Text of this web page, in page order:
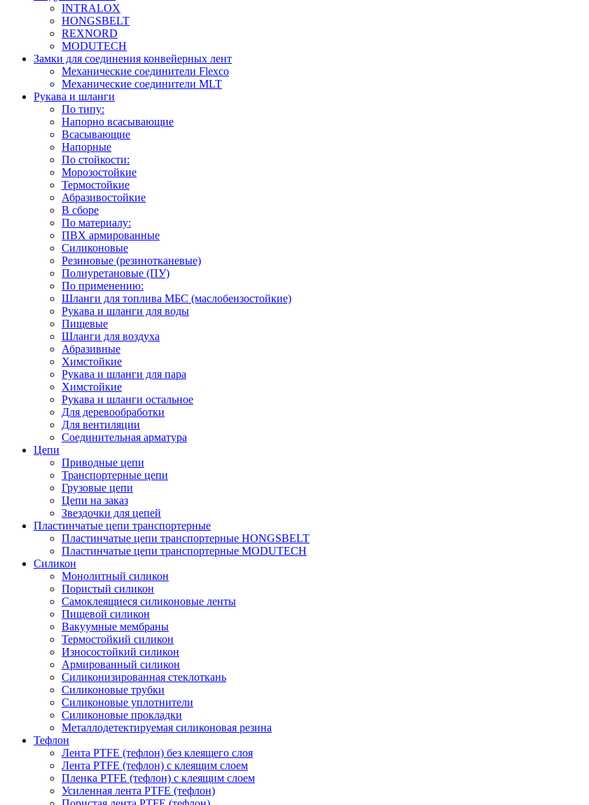
INTRALOX
HONGSBELT
REXNORD
MODUTECH
Замки для соединения конвейерных лент
Механические соединители Flexco
Механические соединители MLT
Рукава и шланги
По типу:
Напорно всасывающие
Всасывающие
Напорные
По стойкости:
Морозостойкие
Термостойкие
Абразивостойкие
В сборе
По материалу:
ПВХ армированные
Силиконовые
Резиновые (резинотканевые)
Полиуретановые (ПУ)
По применению:
Шланги для топлива МБС (маслобензостойкие)
Рукава и шланги для воды
Пищевые
Шланги для воздуха
Абразивные
Химстойкие
Рукава и шланги для пара
Химстойкие
Рукава и шланги остальное
Для деревообработки
Для вентиляции
Соединительная арматура
Цепи
Приводные цепи
Транспортерные цепи
Грузовые цепи
Цепи на заказ
Звездочки для цепей
Пластинчатые цепи транспортерные
Пластинчатые цепи транспортерные HONGSBELT
Пластинчатые цепи транспортерные MODUTECH
Силикон
Монолитный силикон
Пористый силикон
Самоклеящиеся силиконовые ленты
Пищевой силикон
Вакуумные мембраны
Термостойкий силикон
Износостойкий силикон
Армированный силикон
Силиконизированная стеклоткань
Силиконовые трубки
Силиконовые уплотнители
Силиконовые прокладки
Металлодетектируемая силиконовая резина
Тефлон
Лента PTFE (тефлон) без клеящего слоя
Лента PTFE (тефлон) с клеящим слоем
Пленка PTFE (тефлон) с клеящим слоем
Усиленная лента PTFE (тефлон)